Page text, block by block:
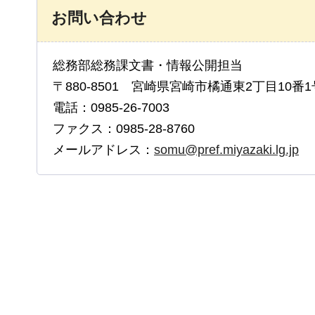
お問い合わせ
総務部総務課文書・情報公開担当
〒880-8501 宮崎県宮崎市橘通東2丁目10番1
電話：0985-26-7003
ファクス：0985-28-8760
メールアドレス： somu@pref.miyazaki.lg.jp